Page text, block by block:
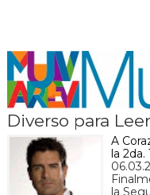
Diverso para Leer
A
la 2da.
la